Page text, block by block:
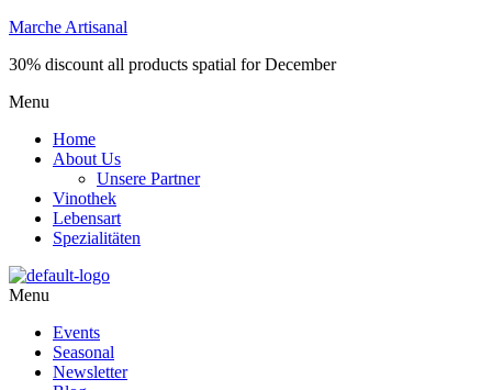
Marche Artisanal
30% discount all products spatial for December
Menu
Home
About Us
Unsere Partner
Vinothek
Lebensart
Spezialitäten
Menu
Events
Seasonal
Newsletter